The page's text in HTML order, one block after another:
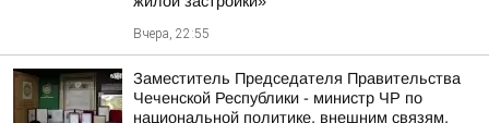
Вчера, 22:55
Заместитель Председателя Правительства
Чеченской Республики - министр ЧР по
национальной политике, внешним связям,